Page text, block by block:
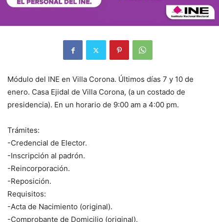
Módulo del INE en Villa Corona. Últimos días 7 y 10 de
enero. Casa Ejidal de Villa Corona, (a un costado de
presidencia). En un horario de 9:00 am a 4:00 pm.
Trámites:
-Credencial de Elector.
-Inscripción al padrón.
-Reincorporación.
-Reposición.
Requisitos:
-Acta de Nacimiento (original).
-Comprobante de Domicilio (original).